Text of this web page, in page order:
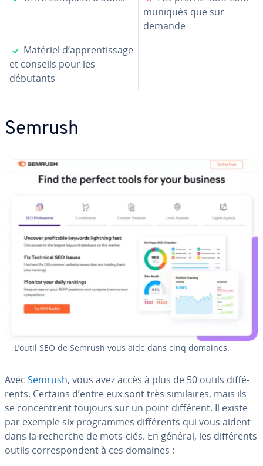
mu­ni­qués que sur
demande
✓
Matériel d’ap­pren­tis­sage
et conseils pour les
débutants
Semrush
L’outil SEO de Semrush vous aide dans cinq domaines.
Avec Semrush, vous avez accès à plus de 50 outils dif­fé­
rents. Certains d’entre eux sont très si­mi­laires, mais ils
se con­centrent toujours sur un point différent. Il existe
par exemple six pro­grammes dif­fé­rents qui vous aident
dans la recherche de mots-clés. En général, les dif­fé­rents
outils cor­res­pon­dent à ces domaines :